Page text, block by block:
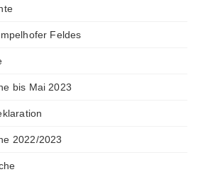
Feldes
bis Mai 2023
2022/2023